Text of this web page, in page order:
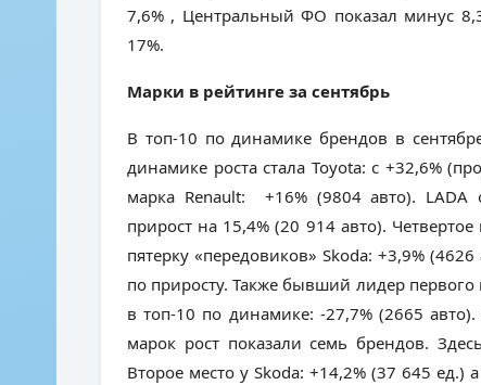
7,6% , Центральный ФО показал минус
17%.
Марки в рейтинге за сентябрь
В топ-10 по динамике брендов в
динамике роста стала Toyota: с +32,6%
марка Renault: +16% (9804 авто). LADA
прирост на 15,4% (20 914 авто).
пятерку «передовиков» Skoda: +3,9%
по приросту. Также бывший лидер первого
в топ-10 по динамике: -27,7% (2665
марок рост показали семь брендов.
Второе место у Skoda: +14,2% (37 645